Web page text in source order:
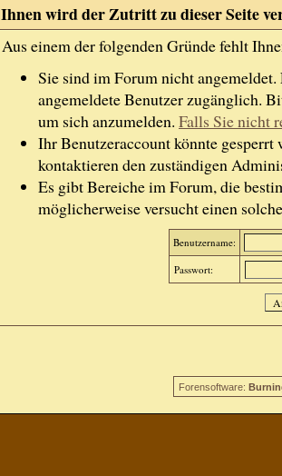
Ihnen wird der Zutritt zu dieser Seite
Aus einem der folgenden Gründe fehlt
Sie sind im Forum nicht
angemeldete Benutzer zugänglich.
um sich anzumelden. Falls Sie nicht
Ihr Benutzeraccount könnte gesperrt
kontaktieren den zuständigen
Es gibt Bereiche im Forum, die
möglicherweise versucht einen
Benutzername:
Passwort:
Forensoftware: